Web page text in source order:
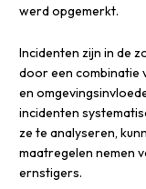
werd opgemerkt.
Incidenten zijn in de
door een combinatie
en
incidenten
ze te analyseren,
maatregelen nemen
ernstigers.